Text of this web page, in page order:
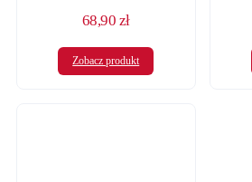
68,90 zł
Zobacz produkt